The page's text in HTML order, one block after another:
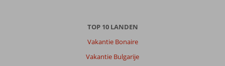
TOP 10 LANDEN
Vakantie Bonaire
Vakantie Bulgarije